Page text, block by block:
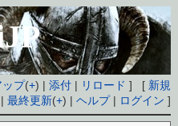
ップ(+) |添付 | リロード ] [ 新規
|最終更新(+) |ヘルプ| ログイン ]